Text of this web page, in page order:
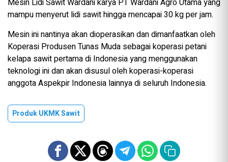
mampu menyerut lidi sawit hingga mencapai 30 kg per jam.
Mesin ini nantinya akan dioperasikan dan dimanfaatkan oleh
Koperasi Produsen Tunas Muda sebagai koperasi petani
kelapa sawit pertama di Indonesia yang menggunakan
teknologi ini dan akan disusul oleh koperasi-koperasi
anggota Aspekpir Indonesia lainnya di seluruh Indonesia.
Produk UKMK Sawit